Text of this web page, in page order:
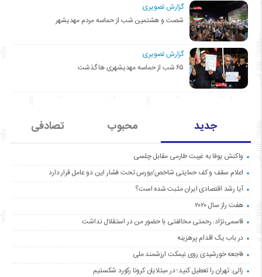
گزارش تصویری:
شصت و هشتمین شب از حماسه مردم مهدیشهر
گزارش تصویری:
۶۵ شب از حماسه مهدیشهری ها گذشت
جدید محبوب تصادفی
واکنش یوفا به غیبت طارمی مقابل چلسی
اعلام سقف و کف حمایتی شاخص/بورس تحت فشار این دو عامل قرار دارد
آیا رشد اقتصادی ایران مثبت شده است؟
هفت راز سال ۲۰۲۰
قاسمی‌نژاد: رحمتی مخالفتی با حضور من در استقلال نداشت
در باب یک اقدام پرهزینه
فاجعه خورشیدی روی نیمکت ارزشمند ملی
زالی: تهران را تعطیل کنید؛ در مبتلایان کرونا رکورد شکستیم